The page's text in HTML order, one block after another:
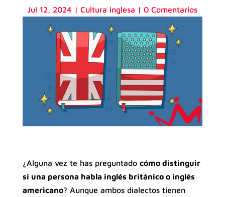
Jul 12, 2024 |Cultura inglesa |0 Comentarios
¿Alguna vez te has preguntado cómo distinguir
si una persona habla inglés británico o inglés
americano? Aunque ambos dialectos tienen